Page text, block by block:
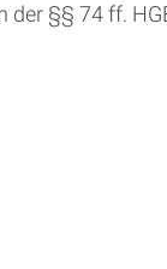
der §§ 74 ff.